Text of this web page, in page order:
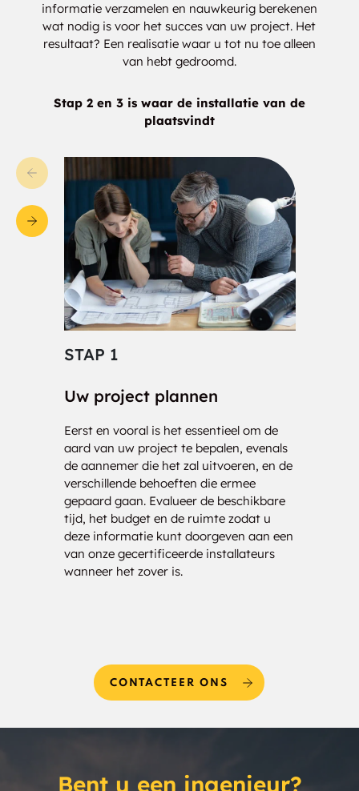
informatie verzamelen en nauwkeurig berekenen
wat nodig is voor het succes van uw project. Het
resultaat? Een realisatie waar u tot nu toe alleen
van hebt gedroomd.
Stap 2 en 3 is waar de installatie van de
plaatsvindt
STAP 1
Uw project plannen
Eerst en vooral is het essentieel om de
aard van uw project te bepalen, evenals
de aannemer die het zal uitvoeren, en de
verschillende behoeften die ermee
gepaard gaan. Evalueer de beschikbare
tijd, het budget en de ruimte zodat u
deze informatie kunt doorgeven aan een
van onze gecertificeerde installateurs
wanneer het zover is.
CONTACTEER ONS
Bent u een ingenieur?